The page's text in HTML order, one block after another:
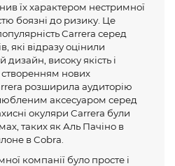
їх характером нестримної
боязні до ризику. Це
Carrera серед
які відразу оцінили
високу якість і
створенням нових
розширила аудиторію
аксесуаром серед
окуляри Carrera були
таких як Аль Пачіно в
в Cobra.
компанії було просте і